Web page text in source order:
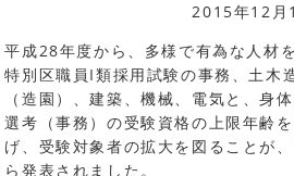
2015年12月
平成28年度から、多様で有為な人材
特別区職員I類採用試験の事務、土木
（造園）、建築、機械、電気と、身
選考（事務）の受験資格の上限年齢
げ、受験対象者の拡大を図ることが
ら発表されました。